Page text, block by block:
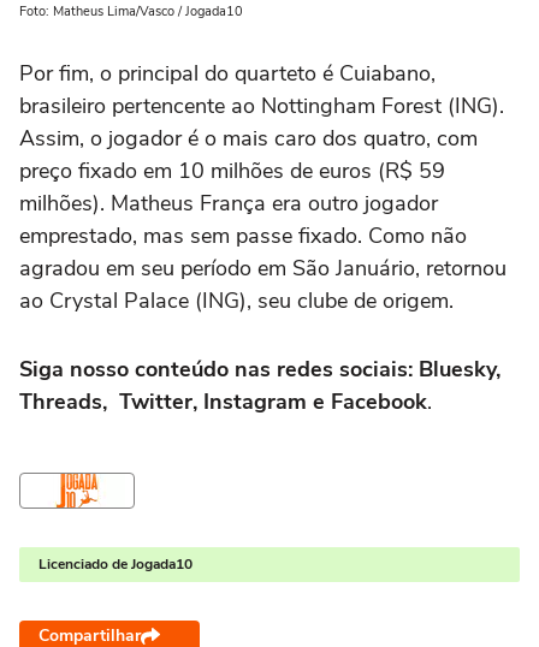
Foto: Matheus Lima/Vasco / Jogada10
Por fim, o principal do quarteto é Cuiabano,
brasileiro pertencente ao Nottingham Forest (ING).
Assim, o jogador é o mais caro dos quatro, com
preço fixado em 10 milhões de euros (R$ 59
milhões). Matheus França era outro jogador
emprestado, mas sem passe fixado. Como não
agradou em seu período em São Januário, retornou
ao Crystal Palace (ING), seu clube de origem.
Siga nosso conteúdo nas redes sociais: Bluesky,
Threads, Twitter, Instagram e Facebook.
Licenciado de Jogada10
Compartilhar